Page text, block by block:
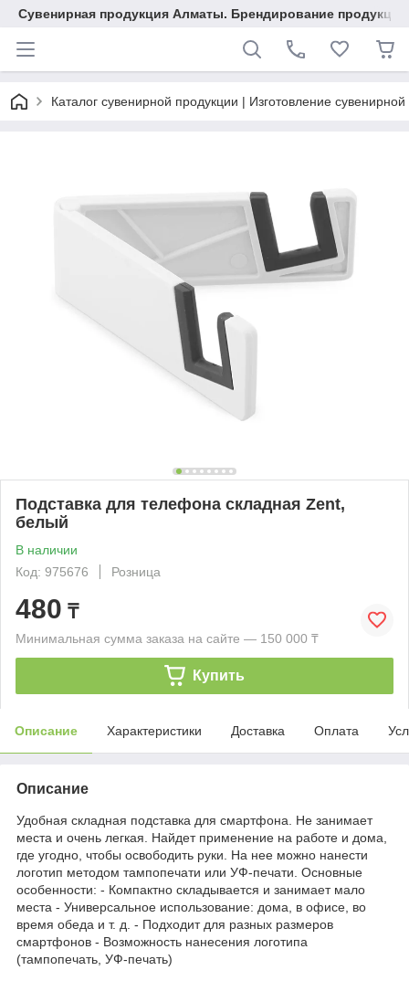
Сувенирная продукция Алматы. Брендирование
Каталог сувенирной продукции | Изготовление
Подставка для телефона складная Zent,
белый
В наличии
Код: 975676
Розница
480 ₸
Минимальная сумма заказа на сайте — 150 000 ₸
Купить
Описание Характеристики Доставка Оплата
Описание
Удобная складная подставка для смартфона. Не занимает
места и очень легкая. Найдет применение на работе и дома,
где угодно, чтобы освободить руки. На нее можно нанести
логотип методом тампопечати или УФ-печати. Основные
особенности: - Компактно складывается и занимает мало
места - Универсальное использование: дома, в офисе, во
время обеда и т. д. - Подходит для разных размеров
смартфонов - Возможность нанесения логотипа
(тампопечать, УФ-печать)